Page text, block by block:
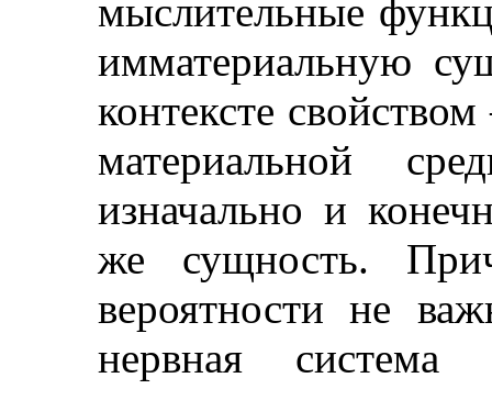
мыслительные
имматериальную
контексте
материальной
изначально и
же сущность.
вероятности не
нервная